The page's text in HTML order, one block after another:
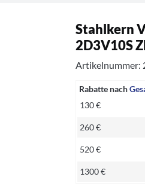
Stahlkern
2D3V10S
Artikelnummer:
Rabatte nach
130 €
260 €
520 €
1300 €